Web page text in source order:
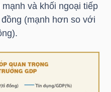
và khối ngoại tiếp
(mạnh hơn so với